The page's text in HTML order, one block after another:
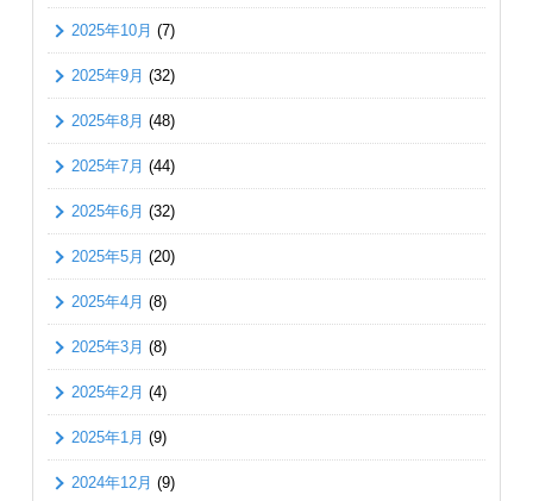
2025年10月 (7)
2025年9月 (32)
2025年8月 (48)
2025年7月 (44)
2025年6月 (32)
2025年5月 (20)
2025年4月 (8)
2025年3月 (8)
2025年2月 (4)
2025年1月 (9)
2024年12月 (9)